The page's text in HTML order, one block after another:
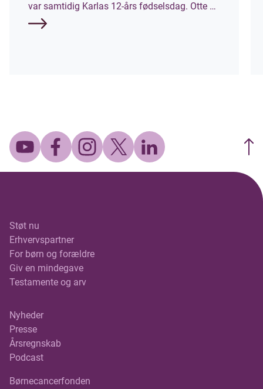
var samtidig Karlas 12-års fødselsdag. Otte år
senere stiller hun til start ved Mors 100 Miles,
Støt nu
Erhvervspartner
For børn og forældre
Giv en mindegave
Testamente og arv
Nyheder
Presse
Årsregnskab
Podcast
Børnecancerfonden